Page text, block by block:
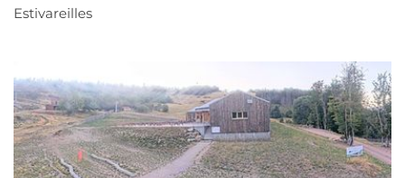
Estivareilles